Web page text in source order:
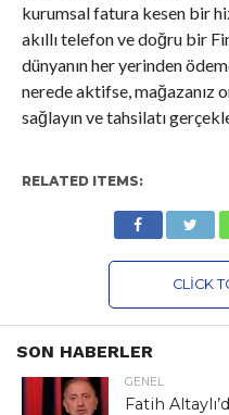
kurumsal fatura kesen bir
akıllı telefon ve doğru bir
dünyanın her yerinden
nerede aktifse, mağazanız
sağlayın ve tahsilatı
RELATED ITEMS:
CLICK
SON HABERLER
GENEL
Fatih